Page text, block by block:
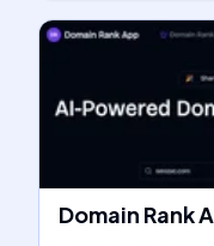
Domain Rank